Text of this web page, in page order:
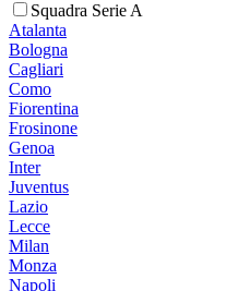
Squadra Serie A
Atalanta
Bologna
Cagliari
Como
Fiorentina
Frosinone
Genoa
Inter
Juventus
Lazio
Lecce
Milan
Monza
Napoli